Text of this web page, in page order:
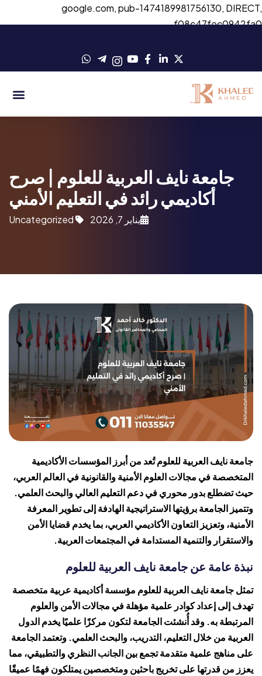
google.com, pub-1474189981756130,
جامعة نايف العربية للعلوم | صرح
أكاديمي رائد في التعليم الأمني
يناير 7, 2026 Uncategorized
جامعة نايف العربية للعلوم تُعد من أبرز المؤسسات الأكاديمية
المتخصصة في مجالات العلوم الأمنية والقانونية في العالم العربي،
حيث تضطلع بدور محوري في دعم التعليم العالي والبحث العلمي.
وتتميز الجامعة برؤيتها الاستراتيجية الهادفة إلى تطوير المعرفة
الأمنية، وتعزيز التعاون الأكاديمي العربي، بما يخدم قضايا الأمن
والاستقرار والتنمية المستدامة في المجتمعات العربية.
نبذة عامة عن جامعة نايف العربية للعلوم
تمثل جامعة نايف العربية للعلوم مؤسسة أكاديمية عربية متخصصة
تهدف إلى إعداد كوادر علمية مؤهلة في مجالات الأمن والعلوم
المرتبطة به. وقد أُنشئت الجامعة لتكون مركزًا علميًا يخدم الدول
العربية من خلال التعليم، التدريب، والبحث العلمي. وتعتمد الجامعة
على مناهج علمية متقدمة تجمع بين الجانب النظري والتطبيقي، مما
يعزز من قدرتها على تخريج باحثين ومتخصصين يمتلكون فهمًا عميقًا